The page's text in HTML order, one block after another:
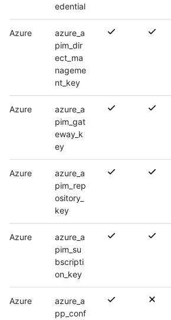
edential
Azure
azure_a
pim_dir
ect_ma
nageme
nt_key
Azure
azure_a
pim_gat
eway_k
ey
Azure
azure_a
pim_rep
ository_
key
Azure
azure_a
pim_su
bscripti
on_key
Azure
azure_a
pp_conf